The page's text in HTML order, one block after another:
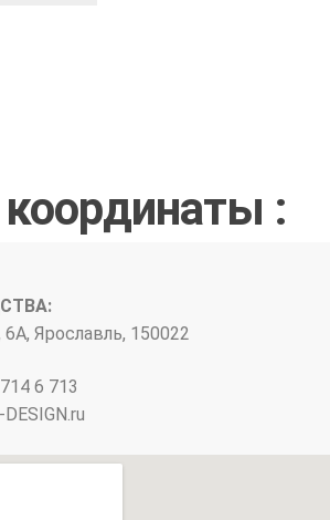
:
Ярославль, 150022
6 713
.ru